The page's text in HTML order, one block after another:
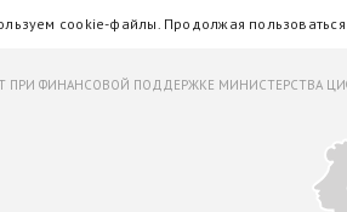
cookie-файлы. Продолжая
ПРИ ФИНАНСОВОЙ ПОДДЕРЖКЕ МИНИСТЕРСТВА